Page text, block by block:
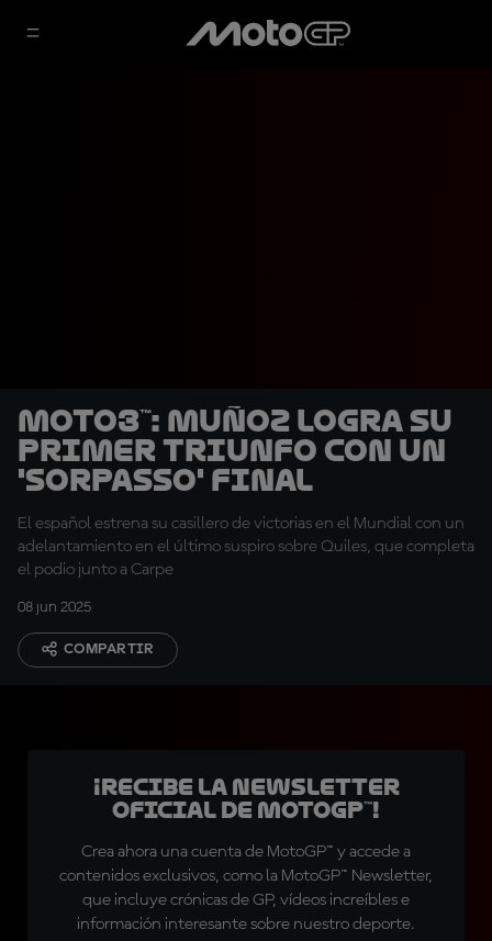
Moto3™: Muñoz logra su
primer triunfo con un
'sorpasso' final
El español estrena su casillero de victorias en el Mundial con un
adelantamiento en el último suspiro sobre Quiles, que completa
el podio junto a Carpe
08 jun 2025
COMPARTIR
¡Recibe la Newsletter
oficial de MotoGP™!
Crea ahora una cuenta de MotoGP™ y accede a
contenidos exclusivos, como la MotoGP™ Newsletter,
que incluye crónicas de GP, vídeos increíbles e
información interesante sobre nuestro deporte.